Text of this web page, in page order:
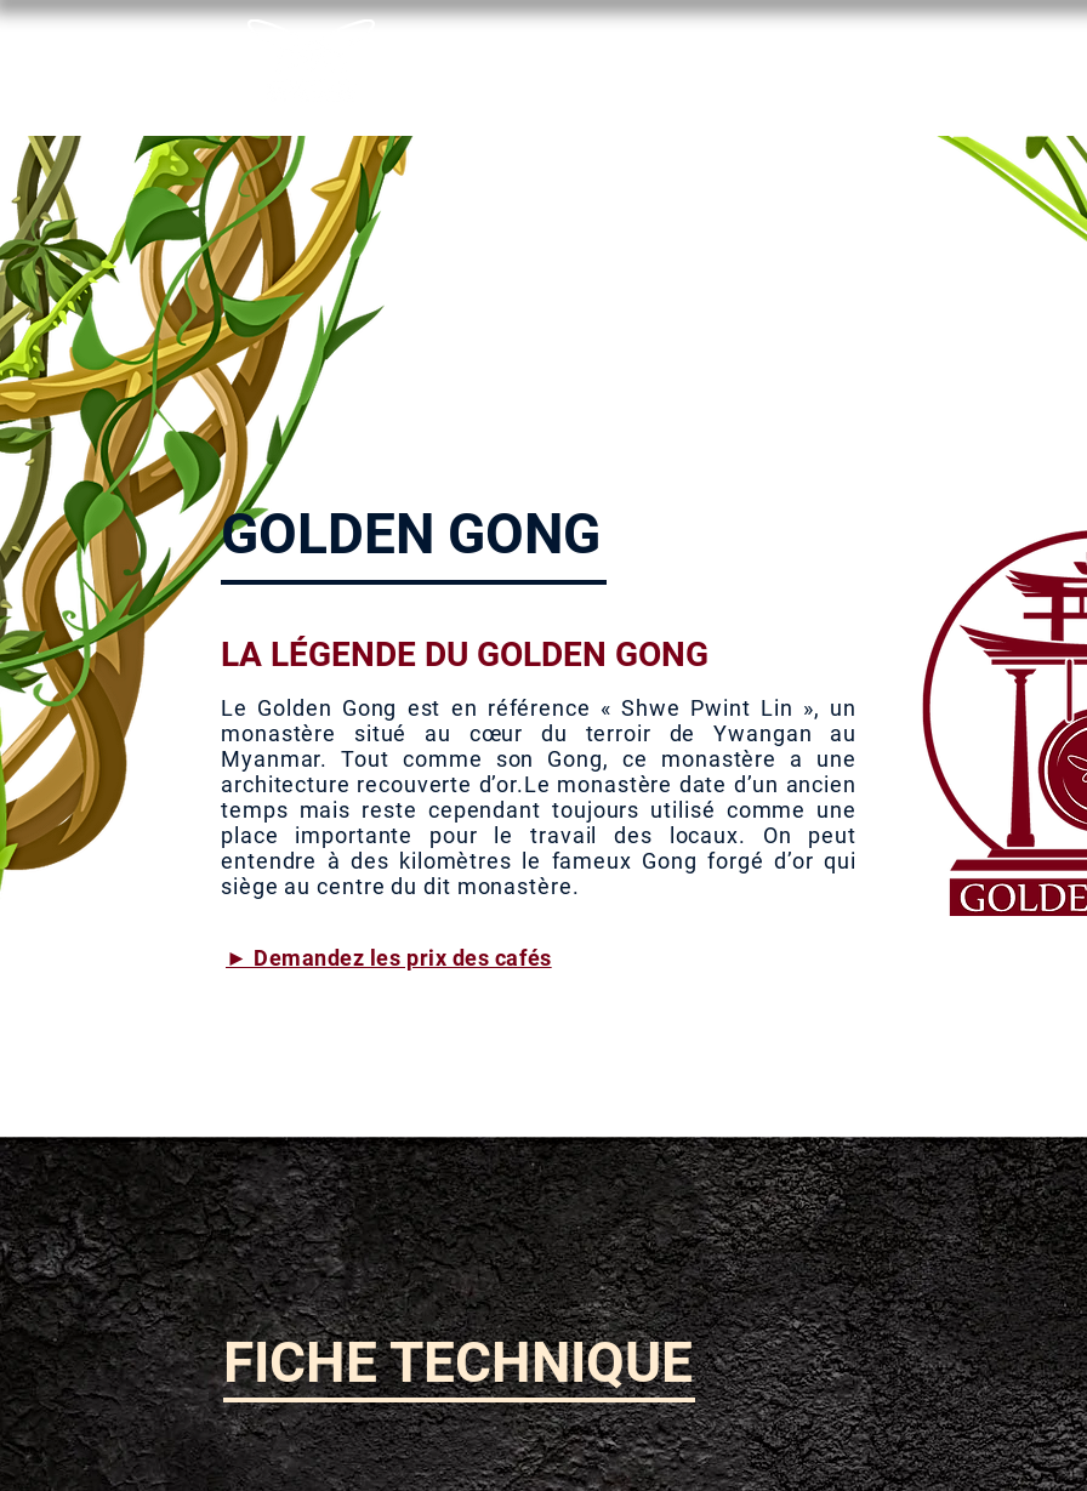
GOLDEN GONG
LA LÉGENDE DU GOLDEN GONG
Le Golden Gong est en référence « Shwe Pwint Lin », un
monastère situé au cœur du terroir de Ywangan au
Myanmar. Tout comme son Gong, ce monastère a une
architecture recouverte d’or.Le monastère date d’un ancien
temps mais reste cependant toujours utilisé comme une
place importante pour le travail des locaux. On peut
entendre à des kilomètres le fameux Gong forgé d’or qui
siège au centre du dit monastère.
► Demandez les prix des cafés
FICHE TECHNIQUE